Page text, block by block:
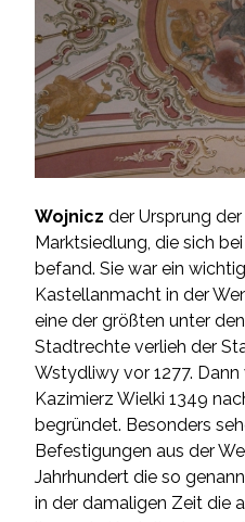
Wojnicz der Ursprung
Marktsiedlung, die sich
befand. Sie war ein
Kastellanmacht in der
eine der größten unter
Stadtrechte verlieh der
Wstydliwy vor 1277.
Kazimierz Wielki 1349
begründet. Besonders
Befestigungen aus der
Jahrhundert die so
in der damaligen Zeit die